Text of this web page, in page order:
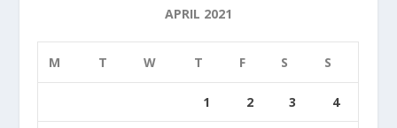
APRIL 2021
M T W T F S S
1 2 3 4